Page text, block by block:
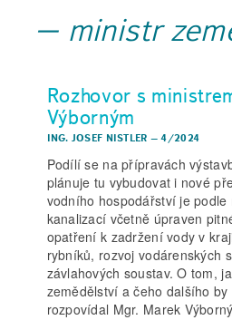
ministr
Rozhovor s
Výborným
ING. JOSEF NISTLER –4/2024
Podílí se na přípravách
plánuje tu vybudovat i nové
vodního hospodářství je
kanalizací včetně úpraven
opatření k zadržení vody v
rybníků, rozvoj vodárenských
závlahových soustav. O tom,
zemědělství a čeho dalšího
rozpovídal Mgr. Marek